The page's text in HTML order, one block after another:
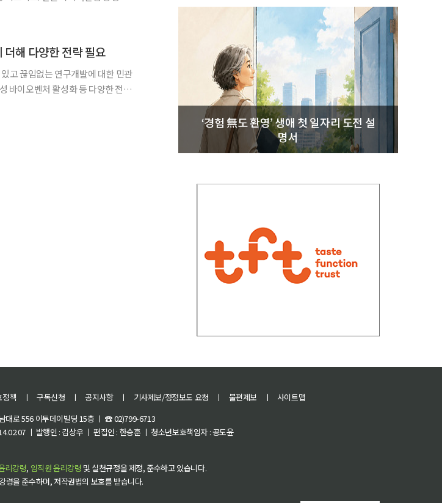
해 다양한 전략 필요
고 끊임없는 연구개발에 대한 민관
바이오벤처 활성화 등 다양한 전략
‘경험 無도 환영’ 생애 첫 일자리 도전 설
명서
정책 ㅣ 구독신청 ㅣ 공지사항 ㅣ 기사제보/정정보도 요청 ㅣ 불편제보 ㅣ
사이트맵
대로 556 이투데이빌딩 15층 ㅣ ☎ 02)799-6713
ㅣ 발행인 : 김상우 ㅣ 편집인 : 한승훈 ㅣ 청소년보호책임자 : 공도윤
리강령, 임직원 윤리강령 및 실천규정을 제정, 준수하고 있습니다.
령을 준수하며, 저작권법의 보호를 받습니다.